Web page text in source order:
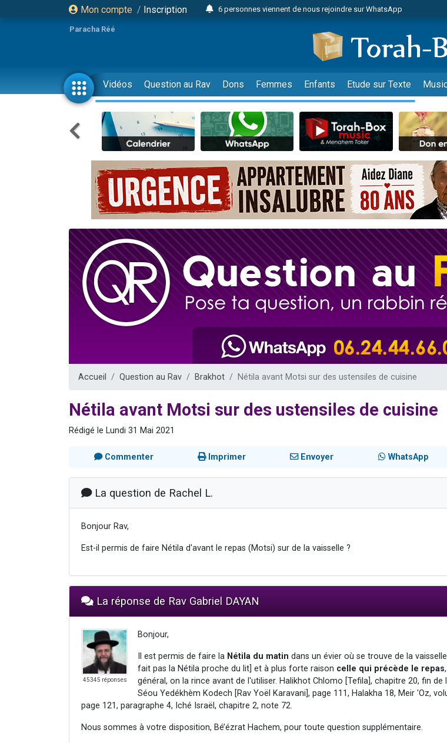
Mon compte / Inscription
6 personnes viennent de nous rejoindre sur WhatsApp
2 personnes viennent de faire un don pour 1 Journée de
17 personnes viennent de demander une bénédiction
4 personnes viennent de nous rejoindre sur WhatsApp
Il reste 49 places pour étudier en groupe sur Zoom
23 personnes viennent de faire un don pour Diane, 80 ans,
Eva vient de donner son Maasser
4 personnes viennent de nous rejoindre sur WhatsApp
3 personnes viennent de nous rejoindre sur WhatsApp
3 personnes viennent de faire un don pour 5 jours de vacances
Odaya vient de donner son Maasser
13 personnes viennent de demander une bénédiction
2 personnes viennent de nous rejoindre sur WhatsApp
30 personnes viennent de faire un don pour Sauvez la jambe
Il reste 49 places pour étudier en groupe sur Zoom
3 personnes viennent de nous rejoindre sur WhatsApp
2 personnes viennent de nous rejoindre sur WhatsApp
2 personnes viennent de nous rejoindre sur WhatsApp
Paracha Réé
Vidéos Question au Rav Dons Femmes Enfants Etude sur Texte
Accueil Question au Rav Brakhot Nétila avant Motsi sur des ustensiles de cuisine
Nétila avant Motsi sur des ustensiles de cuisine
Rédigé le Lundi 31 Mai 2021
Commenter Imprimer Envoyer WhatsApp
La question de Rachel L.
Bonjour Rav,
Est-il permis de faire Nétila d'avant le repas (Motsi) sur de la vaisselle ?
La réponse de Rav Gabriel DAYAN
45345 réponses
Bonjour,
Il est permis de faire la Nétila du matin dans un évier où se trouve de la
fait pas la Nétila proche du lit] et à plus forte raison celle qui précède le repas
général, on la rince avant de l'utiliser. Halikhot Chlomo [Tefila], chapitre 20, fin de
Séou Yedékhèm Kodech [Rav Yoël Karavani], page 111, Halakha 18, Meir 'Oz,
page 121, paragraphe 4, Iché Israël, chapitre 2, note 72.
Nous sommes à votre disposition, Bé’ézrat Hachem, pour toute question supplémentaire.